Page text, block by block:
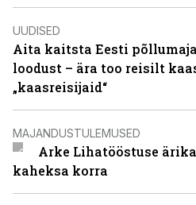
UUDISED
Aita kaitsta Eesti
loodust – ära too reisilt
„kaasreisijaid“
MAJANDUSTULEMUSED
Arke Lihatööstuse
kaheksa korra